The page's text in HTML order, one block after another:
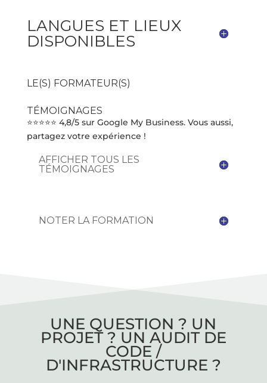
LANGUES ET LIEUX
DISPONIBLES
LE(S) FORMATEUR(S)
TÉMOIGNAGES
⭐⭐⭐⭐⭐ 4,8/5 sur Google My Business. Vous aussi,
partagez votre expérience !
AFFICHER TOUS LES
TÉMOIGNAGES
NOTER LA FORMATION
UNE QUESTION ? UN
PROJET ? UN AUDIT DE
CODE /
D'INFRASTRUCTURE ?